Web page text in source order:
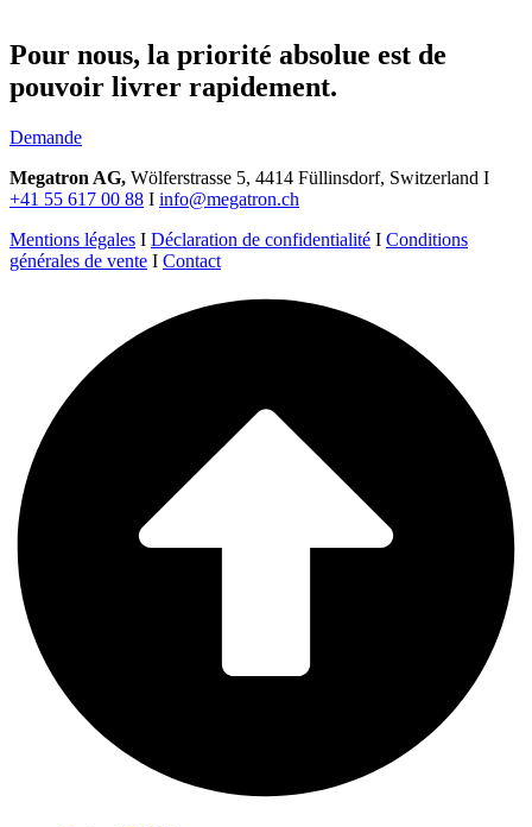
Pour nous, la priorité absolue est de
pouvoir livrer rapidement.
Demande
Megatron AG, Wölferstrasse 5, 4414 Füllinsdorf, Switzerland I
+41 55 617 00 88 I info@megatron.ch
Mentions légales I Déclaration de confidentialité I Conditions
générales de vente I Contact